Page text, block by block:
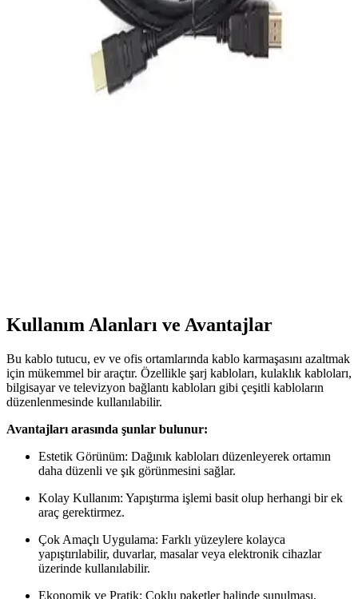
Elektrik ve elektronik altyapılarında kablo onarımı için ısı shrink
boru setleri, pratik ve güvenilir izolasyon çözümleri sunar. Farklı
boyut ve özellikleriyle, sistemlerin dayanıklılığını artırır ve bakım
maliyetlerini düşürür.
PCB'ye Doğrudan Bağlantı Sağlayan Board-in
Kullanım Alanları ve Avantajlar
Bu kablo tutucu, ev ve ofis ortamlarında kablo karmaşasını azaltmak
için mükemmel bir araçtır. Özellikle şarj kabloları, kulaklık kabloları,
bilgisayar ve televizyon bağlantı kabloları gibi çeşitli kabloların
düzenlenmesinde kullanılabilir.
Avantajları arasında şunlar bulunur:
Estetik Görünüm: Dağınık kabloları düzenleyerek ortamın
daha düzenli ve şık görünmesini sağlar.
Kolay Kullanım: Yapıştırma işlemi basit olup herhangi bir ek
araç gerektirmez.
Çok Amaçlı Uygulama: Farklı yüzeylere kolayca
yapıştırılabilir, duvarlar, masalar veya elektronik cihazlar
üzerinde kullanılabilir.
Ekonomik ve Pratik: Çoklu paketler halinde sunulması,